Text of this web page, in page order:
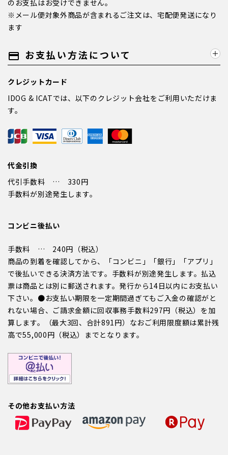
のお支払はお受けできません。
※メール便対象外商品が含まれるご注文は、宅配便発送になり
ます
payment お支払い方法について
クレジットカード
IDOG & ICATでは、以下のクレジット会社をご利用いただけま
す。
代金引換
代引手数料 … 330円
手数料が別途発生します。
コンビニ後払い
手数料 … 240円（税込）
商品の到着を確認してから、「コンビニ」「銀行」「アプリ」
で後払いできる決済方法です。手数料が別途発生します。払込
票は商品とは別に郵送されます。発行から14日以内にお支払い
下さい。●お支払い期限を一定期間過ぎてもご入金の確認がと
れない場合、ご請求金額に回収事務手数料297円（税込）を加
算します。（最大3回、合計891円）なおご利用限度額は累計残
高で55,000円（税込）までとなります。
その他お支払い方法